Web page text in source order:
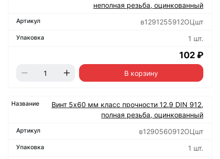
неполная резьба, оцинкованный
в1291255912ОЦшт
1 шт.
102 ₽
В корзину
Винт 5х60 мм класс прочности 12.9 DIN 912,
полная резьба, оцинкованный
в1290560912ОЦшт
1 шт.